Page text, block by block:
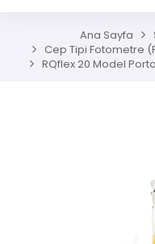
Ana Sayfa
Cep Tipi Fotometre
RQflex 20 Model